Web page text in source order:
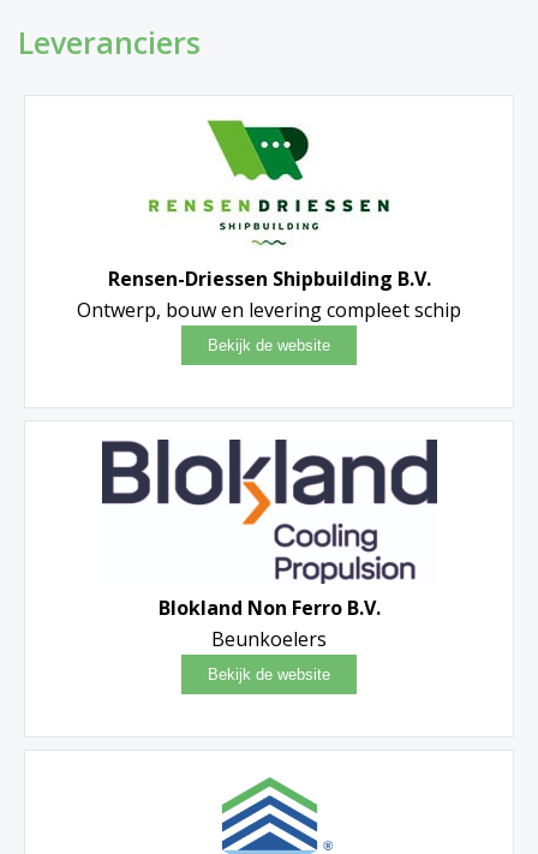
Leveranciers
Rensen-Driessen Shipbuilding B.V.
Ontwerp, bouw en levering compleet schip
Blokland Non Ferro B.V.
Beunkoelers